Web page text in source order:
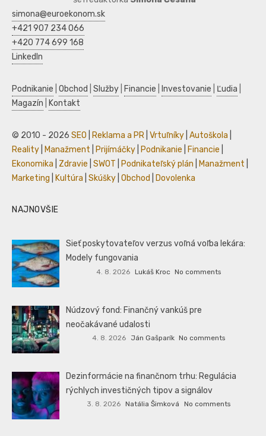
simona@euroekonom.sk
+421 907 234 066
+420 774 699 168
LinkedIn
Podnikanie Obchod Služby Financie Investovanie Ľudia
Magazín
Kontakt
© 2010 - 2026 SEO Reklama a PR Vrtuľníky Autoškola
Reality
Manažment Prijímáčky Podnikanie Financie
Ekonomika
Zdravie SWOT Podnikateľský plán Manažment
Marketing
Kultúra Skúšky Obchod Dovolenka
NAJNOVŠIE
Sieť poskytovateľov verzus voľná voľba lekára:
Modely fungovania
4. 8. 2026 Lukáš Kroc No comments
Núdzový fond: Finančný vankúš pre
neočakávané udalosti
4. 8. 2026 Ján Gašparík No comments
Dezinformácie na finančnom trhu: Regulácia
rýchlych investičných tipov a signálov
3. 8. 2026 Natália Šimková No comments